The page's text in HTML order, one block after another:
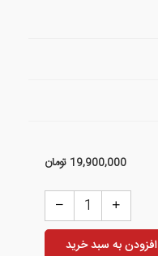
19,900,000 تومان
افزودن به سبد خرید